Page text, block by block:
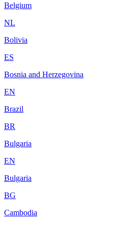
Belgium
NL
Bolivia
ES
Bosnia and Herzegovina
EN
Brazil
BR
Bulgaria
EN
Bulgaria
BG
Cambodia